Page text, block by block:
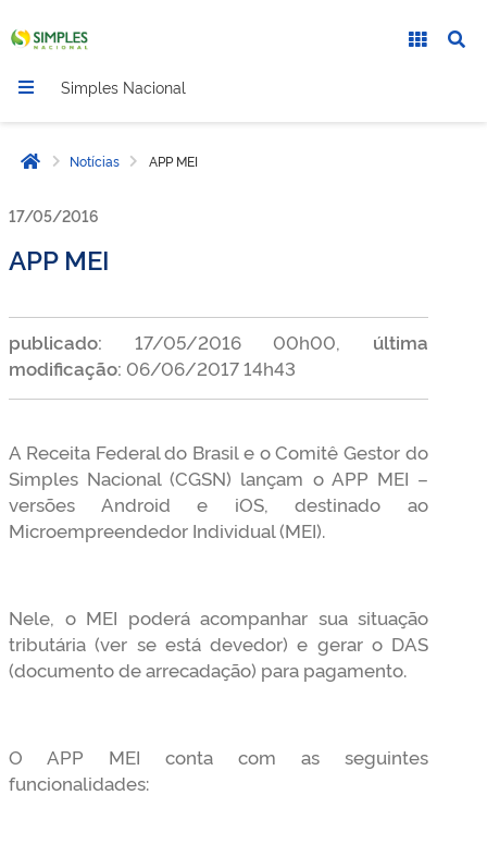
Simples Nacional
Página inicial
Notícias APP MEI
17/05/2016
APP MEI
publicado: 17/05/2016 00h00, última
modificação: 06/06/2017 14h43
A Receita Federal do Brasil e o Comitê Gestor do
Simples Nacional (CGSN) lançam o APP MEI –
versões Android e iOS, destinado ao
Microempreendedor Individual (MEI).
Nele, o MEI poderá acompanhar sua situação
tributária (ver se está devedor) e gerar o DAS
(documento de arrecadação) para pagamento.
O APP MEI conta com as seguintes
funcionalidades: